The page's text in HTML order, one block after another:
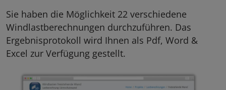
Sie haben die Möglichkeit 22 verschiedene
Windlastberechnungen durchzuführen. Das
Ergebnisprotokoll wird Ihnen als Pdf, Word &
Excel zur Verfügung gestellt.